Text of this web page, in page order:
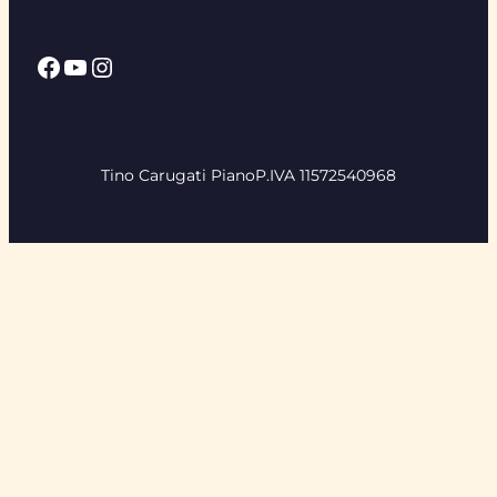
Facebook YouTube Instagram
Tino Carugati PianoP.IVA 11572540968